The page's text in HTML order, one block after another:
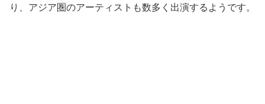
り、アジア圏のアーティストも数多く出演するようです。